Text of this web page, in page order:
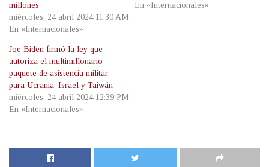
millones
miércoles, 24 abril 2024 11:30 AM
En «Internacionales»
En «Internacionales»
Joe Biden firmó la ley que
autoriza el multimillonario
paquete de asistencia militar
para Ucrania, Israel y Taiwán
miércoles, 24 abril 2024 12:39 PM
En «Internacionales»